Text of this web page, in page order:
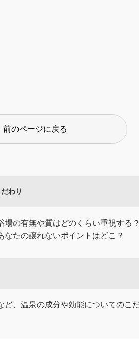
前のページに戻る
わり
場の有無や質はどのくらい重視する
なたの譲れないポイントはどこ？
ど、温泉の成分や効能についてのこ